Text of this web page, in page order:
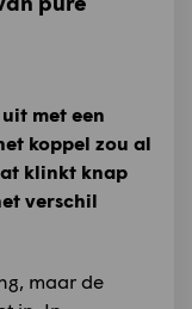
met een
koppel zou al
klinkt knap
verschil
maar de